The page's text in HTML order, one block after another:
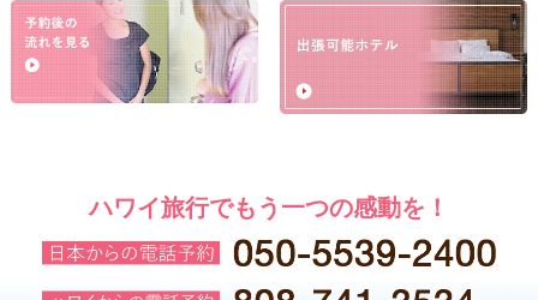
ハワイ旅行でもう一つの感動を！